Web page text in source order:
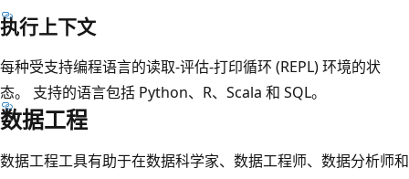
执行上下文
每种受支持编程语言的读取-评估-打印循环 (REPL) 环境的状
态。 支持的语言包括 Python、R、Scala 和 SQL。
数据工程
数据工程工具有助于在数据科学家、数据工程师、数据分析师和